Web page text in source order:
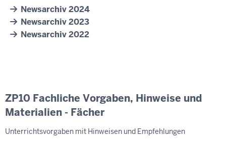
Newsarchiv 2024
Newsarchiv 2023
Newsarchiv 2022
ZP10 Fachliche Vorgaben, Hinweise und
Materialien - Fächer
Unterrichtsvorgaben mit Hinweisen und Empfehlungen